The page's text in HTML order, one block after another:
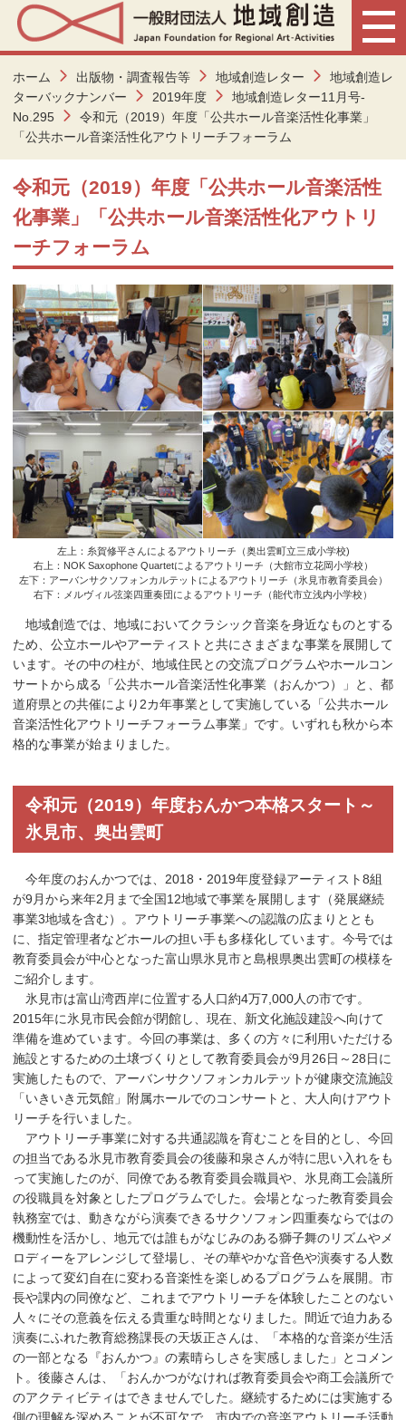
ホーム 出版物・調査報告等 地域創造レター
地域創造レ
ターバックナンバー
2019年度
地域創造レター11月号-
No.295
令和元（2019）年度「公共ホール音楽活性化事業」
「公共ホール音楽活性化アウトリーチフォーラム
令和元（2019）年度「公共ホール音楽活性
化事業」「公共ホール音楽活性化アウトリ
ーチフォーラム
左上：糸賀修平さんによるアウトリーチ（奥出雲町立三成小学校)
右上：NOK Saxophone Quartetによるアウトリーチ（大館市立花岡小学校）
左下：アーバンサクソフォンカルテットによるアウトリーチ（氷見市教育委員会）
右下：メルヴィル弦楽四重奏団によるアウトリーチ（能代市立浅内小学校）
地域創造では、地域においてクラシック音楽を身近なものとする
ため、公立ホールやアーティストと共にさまざまな事業を展開して
います。その中の柱が、地域住民との交流プログラムやホールコン
サートから成る「公共ホール音楽活性化事業（おんかつ）」と、都
道府県との共催により2カ年事業として実施している「公共ホール
音楽活性化アウトリーチフォーラム事業」です。いずれも秋から本
格的な事業が始まりました。
令和元（2019）年度おんかつ本格スタート～
氷見市、奥出雲町
今年度のおんかつでは、2018・2019年度登録アーティスト8組
が9月から来年2月まで全国12地域で事業を展開します（発展継続
事業3地域を含む）。アウトリーチ事業への認識の広まりととも
に、指定管理者などホールの担い手も多様化しています。今号では
教育委員会が中心となった富山県氷見市と島根県奥出雲町の模様を
ご紹介します。
氷見市は富山湾西岸に位置する人口約4万7,000人の市です。
2015年に氷見市民会館が閉館し、現在、新文化施設建設へ向けて
準備を進めています。今回の事業は、多くの方々に利用いただける
施設とするための土壌づくりとして教育委員会が9月26日～28日に
実施したもので、アーバンサクソフォンカルテットが健康交流施設
「いきいき元気館」附属ホールでのコンサートと、大人向けアウト
リーチを行いました。
アウトリーチ事業に対する共通認識を育むことを目的とし、今回
の担当である氷見市教育委員会の後藤和泉さんが特に思い入れをも
って実施したのが、同僚である教育委員会職員や、氷見商工会議所
の役職員を対象としたプログラムでした。会場となった教育委員会
執務室では、動きながら演奏できるサクソフォン四重奏ならではの
機動性を活かし、地元では誰もがなじみのある獅子舞のリズムやメ
ロディーをアレンジして登場し、その華やかな音色や演奏する人数
によって変幻自在に変わる音楽性を楽しめるプログラムを展開。市
長や課内の同僚など、これまでアウトリーチを体験したことのない
人々にその意義を伝える貴重な時間となりました。間近で迫力ある
演奏にふれた教育総務課長の天坂正さんは、「本格的な音楽が生活
の一部となる『おんかつ』の素晴らしさを実感しました」とコメン
ト。後藤さんは、「おんかつがなければ教育委員会や商工会議所で
のアクティビティはできませんでした。継続するためには実施する
側の理解を深めることが不可欠で、市内での音楽アウトリーチ活動